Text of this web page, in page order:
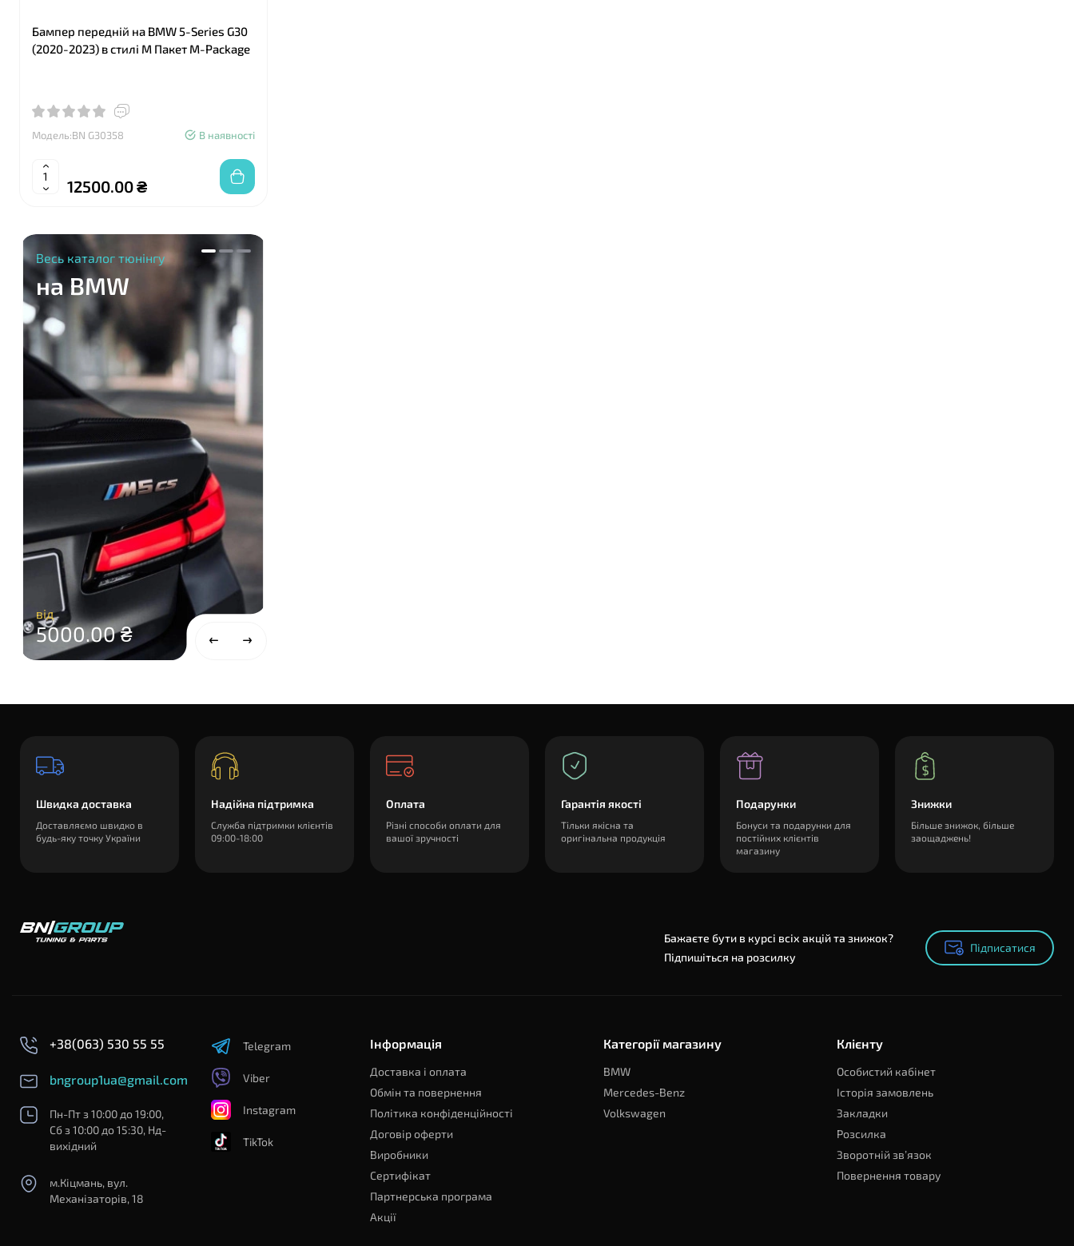
Весь каталог тюнінгу
на BMW
від
5000.00 ₴
Бампер передній на BMW 5-Series G30
(2020-2023) в стилі М Пакет M-Package
Модель:BN G30358 В наявності
12500.00 ₴
Швидка доставка
Доставляємо швидко в
будь-яку точку України
Надійна підтримка
Служба підтримки клієнтів
09:00-18:00
Оплата
Різні способи оплати для
вашої зручності
Гарантія якості
Тільки якісна та
оригінальна продукція
Подарунки
Бонуси та подарунки для
постійних клієнтів
магазину
Знижки
Більше знижок, більше
заощаджень!
Бажаєте бути в курсі всіх акцій та знижок?
Підпишіться на розсилку
Підписатися
Підписатися
+38(063) 530 55 55
bngroup1ua@gmail.com
Пн-Пт з 10:00 до 19:00,
Сб з 10:00 до 15:30, Нд-
вихідний
м.Кіцмань, вул.
Механізаторів, 18
Telegram
Viber
Instagram
TikTok
Інформація
Доставка і оплата
Обмін та повернення
Політика конфіденційності
Договір оферти
Виробники
Сертифікат
Партнерська програма
Акції
Категорії магазину
BMW
Mercedes-Benz
Volkswagen
Клієнту
Особистий кабінет
Історія замовлень
Закладки
Розсилка
Зворотній зв’язок
Повернення товару